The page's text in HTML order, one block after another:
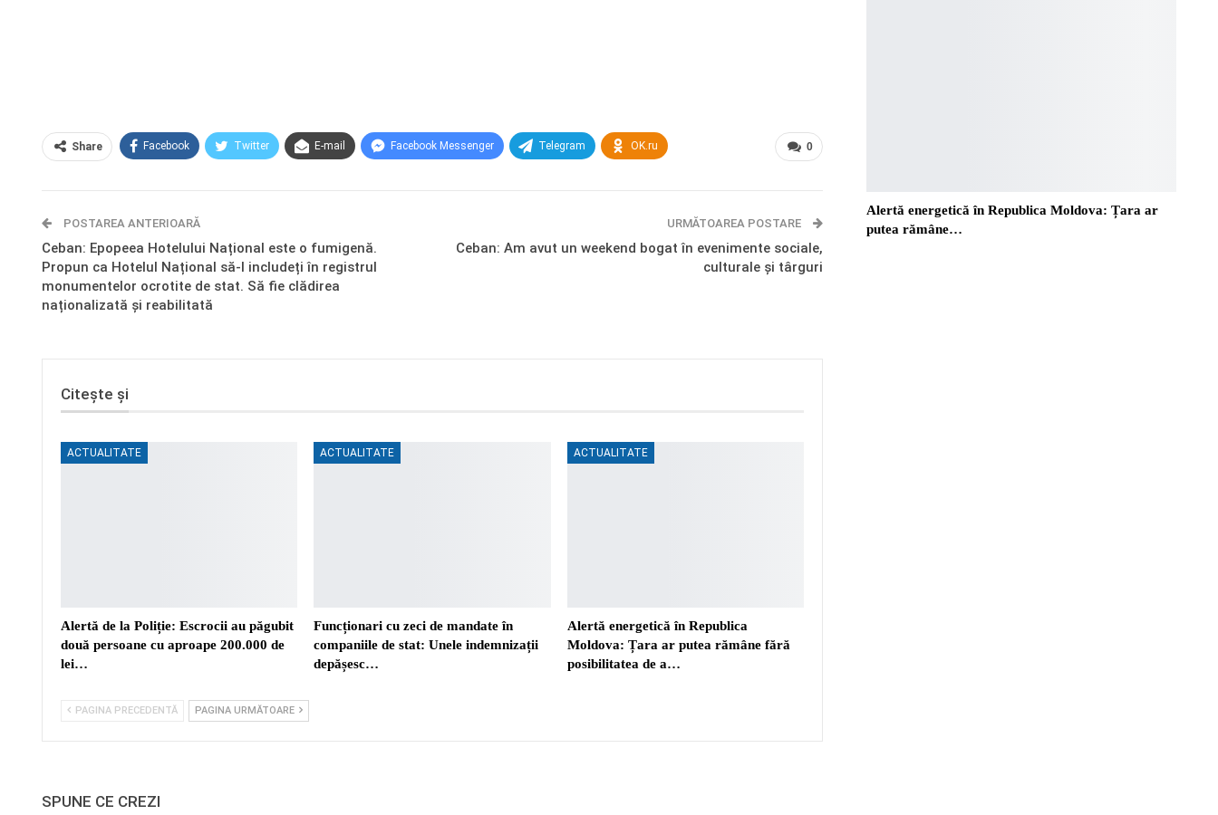
0
Share Facebook Twitter E-mail Facebook Messenger Telegram OK.ru
POSTAREA ANTERIOARĂ
Ceban: Epopeea Hotelului Național este o fumigenă.
Propun ca Hotelul Național să-l includeți în registrul
monumentelor ocrotite de stat. Să fie clădirea
naționalizată și reabilitată
URMĂTOAREA POSTARE
Ceban: Am avut un weekend bogat în evenimente sociale,
culturale și târguri
Citește și
ACTUALITATE
Alertă de la Poliție: Escrocii au păgubit
două persoane cu aproape 200.000 de
lei…
ACTUALITATE
Funcționari cu zeci de mandate în
companiile de stat: Unele indemnizații
depășesc…
ACTUALITATE
Alertă energetică în Republica
Moldova: Țara ar putea rămâne fără
posibilitatea de a…
PAGINA PRECEDENTĂ PAGINA URMĂTOARE
SPUNE CE CREZI
Alertă energetică în Republica Moldova: Țara ar
putea rămâne…